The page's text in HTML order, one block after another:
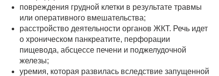
повреждения грудной клетки в результате травмы
или оперативного вмешательства;
расстройство деятельности органов ЖКТ. Речь идет
о хроническом панкреатите, перфорации
пищевода, абсцессе печени и поджелудочной
железы;
уремия, которая развилась вследствие запущенной